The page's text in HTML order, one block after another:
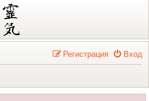
Вход
Регистрация